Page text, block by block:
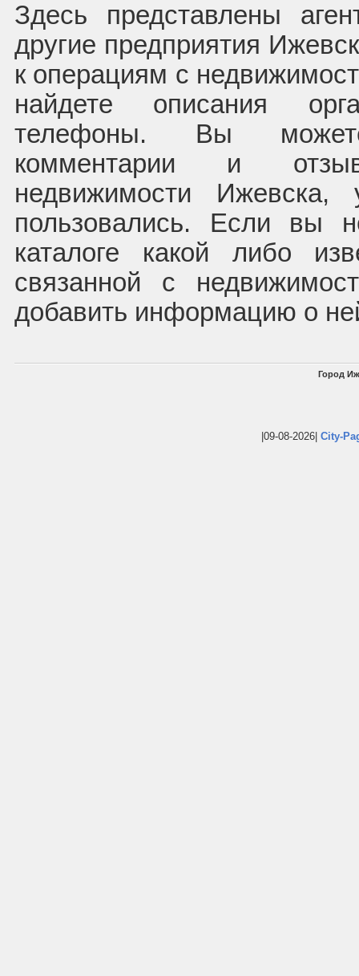
Здесь представлены
другие предприятия
к операциям с
найдете описания
телефоны. Вы
комментарии и
недвижимости Ижевска,
пользовались. Если вы
каталоге какой либо
связанной с
добавить информацию о
Город
|09-08-2026| City-